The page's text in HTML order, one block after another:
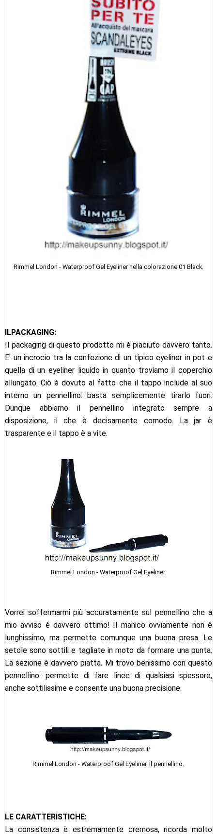
Rimmel London - Waterproof Gel Eyeliner nella colorazione 01 Black.
ILPACKAGING:
Il packaging di questo prodotto mi è piaciuto davvero tanto.
E' un incrocio tra la confezione di un tipico eyeliner in pot e
quella di un eyeliner liquido in quanto troviamo il coperchio
allungato. Ciò è dovuto al fatto che il tappo include al suo
interno un pennellino: basta semplicemente tirarlo fuori.
Dunque abbiamo il pennellino integrato sempre a
disposizione, il che è decisamente comodo. La jar è
trasparente e il tappo è a vite.
Rimmel London - Waterproof Gel Eyeliner.
Vorrei soffermarmi più accuratamente sul pennellino che a
mio avviso è davvero ottimo! Il manico ovviamente non è
lunghissimo, ma permette comunque una buona presa. Le
setole sono sottili e tagliate in moto da formare una punta.
La sezione è davvero piatta. Mi trovo benissimo con questo
pennellino: permette di fare linee di qualsiasi spessore,
anche sottilissime e consente una buona precisione.
Rimmel London - Waterproof Gel Eyeliner. Il pennellino.
LE CARATTERISTICHE:
La consistenza è estremamente cremosa, ricorda molto